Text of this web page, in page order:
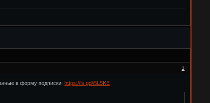
1
в форму подписки:https://is.gd/i5L5KE